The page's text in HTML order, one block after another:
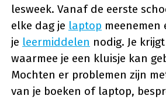
lesweek. Vanaf de eerste
elke dag je laptop meenemen
je leermiddelen nodig. Je
waarmee je een kluisje kan
Mochten er problemen zijn
van je boeken of laptop,